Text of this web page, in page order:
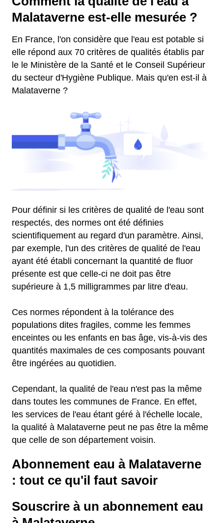
Malataverne est-elle mesurée ?
En France, l'on considère que l'eau est potable si
elle répond aux 70 critères de qualités établis par
le le Ministère de la Santé et le Conseil Supérieur
du secteur d'Hygiène Publique. Mais qu'en est-il à
Malataverne ?
Pour définir si les critères de qualité de l'eau sont
respectés, des normes ont été définies
scientifiquement au regard d'un paramètre. Ainsi,
par exemple, l'un des critères de qualité de l'eau
ayant été établi concernant la quantité de fluor
présente est que celle-ci ne doit pas être
supérieure à 1,5 milligrammes par litre d'eau.
Ces normes répondent à la tolérance des
populations dites fragiles, comme les femmes
enceintes ou les enfants en bas âge, vis-à-vis des
quantités maximales de ces composants pouvant
être ingérées au quotidien.
Cependant, la qualité de l'eau n'est pas la même
dans toutes les communes de France. En effet,
les services de l'eau étant géré à l'échelle locale,
la qualité à Malataverne peut ne pas être la même
que celle de son département voisin.
Abonnement eau à Malataverne
: tout ce qu'il faut savoir
Souscrire à un abonnement eau